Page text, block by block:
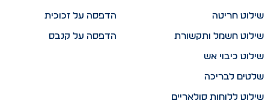
שילוט חריטה
שילוט חשמל ותקשורת
שילוט כיבוי אש
שלטים לבריכה
שילוט ללוחות סולאריים
הדפסה על זכוכית
הדפסה על קנבס